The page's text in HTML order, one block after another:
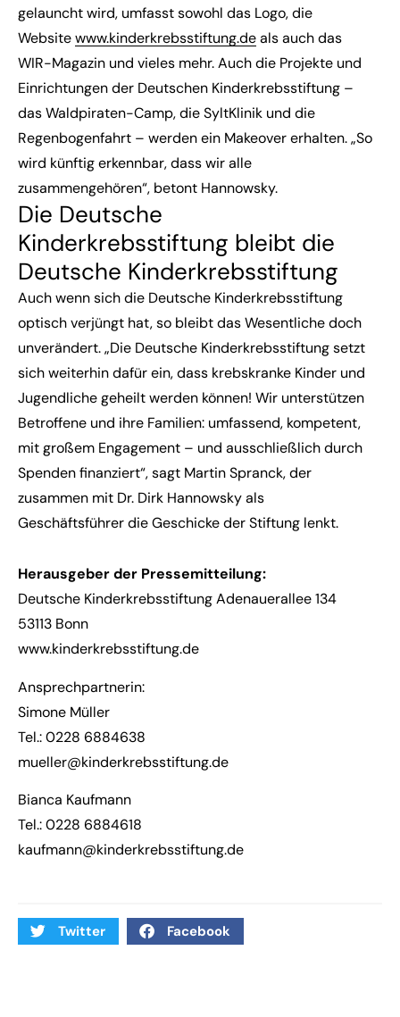
gelauncht wird, umfasst sowohl das Logo, die
Websitewww.kinderkrebsstiftung.deals auch das
WIR-Magazin und vieles mehr. Auch die Projekte und
Einrichtungen der Deutschen Kinderkrebsstiftung –
das Waldpiraten-Camp, die SyltKlinik und die
Regenbogenfahrt – werden ein Makeover erhalten. „So
wird künftig erkennbar, dass wir alle
zusammengehören“, betont Hannowsky.
Die Deutsche
Kinderkrebsstiftung bleibt die
Deutsche Kinderkrebsstiftung
Auch wenn sich die Deutsche Kinderkrebsstiftung
optisch verjüngt hat, so bleibt das Wesentliche doch
unverändert. „Die Deutsche Kinderkrebsstiftung setzt
sich weiterhin dafür ein, dass krebskranke Kinder und
Jugendliche geheilt werden können! Wir unterstützen
Betroffene und ihre Familien: umfassend, kompetent,
mit großem Engagement – und ausschließlich durch
Spenden finanziert“, sagt Martin Spranck, der
zusammen mit Dr. Dirk Hannowsky als
Geschäftsführer die Geschicke der Stiftung lenkt.
Herausgeber der Pressemitteilung:
Deutsche Kinderkrebsstiftung Adenauerallee 134
53113 Bonn
www.kinderkrebsstiftung.de
Ansprechpartnerin:
Simone Müller
Tel.: 0228 6884638
mueller@kinderkrebsstiftung.de
Bianca Kaufmann
Tel.: 0228 6884618
kaufmann@kinderkrebsstiftung.de
Twitter Facebook